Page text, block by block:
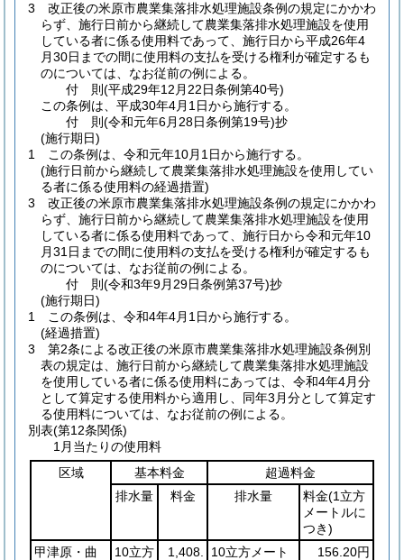
3
改正後の米原市農業集落排水処理施設条例の規定にかかわ
らず、施行日前から継続して農業集落排水処理施設を使用
している者に係る使用料であって、施行日から平成26年4
月30日までの間に使用料の支払を受ける権利が確定するも
のについては、なお従前の例による。
付 則(平成29年12月22日条例第40号)
この条例は、平成30年4月1日から施行する。
付 則(令和元年6月28日条例第19号)抄
(施行期日)
1
この条例は、令和元年10月1日から施行する。
(施行日前から継続して農業集落排水処理施設を使用してい
る者に係る使用料の経過措置)
3
改正後の米原市農業集落排水処理施設条例の規定にかかわ
らず、施行日前から継続して農業集落排水処理施設を使用
している者に係る使用料であって、施行日から令和元年10
月31日までの間に使用料の支払を受ける権利が確定するも
のについては、なお従前の例による。
付 則(令和3年9月29日条例第37号)抄
(施行期日)
1
この条例は、令和4年4月1日から施行する。
(経過措置)
3
第2条による改正後の米原市農業集落排水処理施設条例別
表の規定は、施行日前から継続して農業集落排水処理施設
を使用している者に係る使用料にあっては、令和4年4月分
として算定する使用料から適用し、同年3月分として算定す
る使用料については、なお従前の例による。
別表(第12条関係)
1月当たりの使用料
区域
基本料金
超過料金
排水量
料金 排水量 料金(1立方
メートルに
つき)
甲津原・曲
10立方 1,408. 10立方メート 156.20円